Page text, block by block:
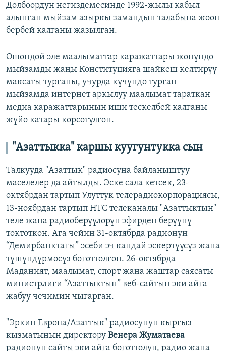
Долбоордун негиздемесинде 1992-жылы кабыл
алынган мыйзам азыркы замандын талабына жооп
бербей калганы жазылган.
Ошондой эле маалыматтар каражаттары жөнүндө
мыйзамды жаңы Конституцияга шайкеш келтирүү
максаты турганы, учурда күчүндө турган
мыйзамда интернет аркылуу маалымат тараткан
медиа каражаттарынын иши тескелбей калганы
жүйө катары көрсөтүлгөн.
"Азаттыкка" каршы куугунтукка сын
Талкууда "Азаттык" радиосуна байланыштуу
маселелер да айтылды. Эске сала кетсек, 23-
октябрдан тартып Улуттук телерадиокорпорациясы,
13-ноябрдан тартып НТС телеканалы "Азаттыктын"
теле жана радиоберүүлөрүн эфирден берүүнү
токтоткон. Ага чейин 31-октябрда радионун
“Демирбанктагы” эсеби эч кандай эскертүүсүз жана
түшүндүрмөсүз бөгөттөлгөн. 26-октябрда
Маданият, маалымат, спорт жана жаштар саясаты
министрлиги “Азаттыктын” веб-сайтын эки айга
жабуу чечимин чыгарган.
"Эркин Европа/Азаттык" радиосунун кыргыз
кызматынын директору Венера Жуматаева
радионун сайты эки айга бөгөттөлүп, радио жана